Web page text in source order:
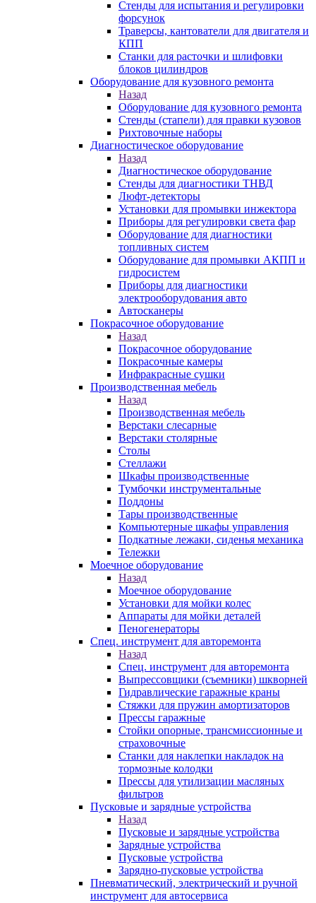
Стенды для испытания и регулировки
форсунок
Траверсы, кантователи для двигателя и
КПП
Станки для расточки и шлифовки
блоков цилиндров
Оборудование для кузовного ремонта
Назад
Оборудование для кузовного ремонта
Стенды (стапели) для правки кузовов
Рихтовочные наборы
Диагностическое оборудование
Назад
Диагностическое оборудование
Стенды для диагностики ТНВД
Люфт-детекторы
Установки для промывки инжектора
Приборы для регулировки света фар
Оборудование для диагностики
топливных систем
Оборудование для промывки АКПП и
гидросистем
Приборы для диагностики
электрооборудования авто
Автосканеры
Покрасочное оборудование
Назад
Покрасочное оборудование
Покрасочные камеры
Инфракрасные сушки
Производственная мебель
Назад
Производственная мебель
Верстаки слесарные
Верстаки столярные
Столы
Стеллажи
Шкафы производственные
Тумбочки инструментальные
Поддоны
Тары производственные
Компьютерные шкафы управления
Подкатные лежаки, сиденья механика
Тележки
Моечное оборудование
Назад
Моечное оборудование
Установки для мойки колес
Аппараты для мойки деталей
Пеногенераторы
Спец. инструмент для авторемонта
Назад
Спец. инструмент для авторемонта
Выпрессовщики (съемники) шкворней
Гидравлические гаражные краны
Стяжки для пружин амортизаторов
Прессы гаражные
Стойки опорные, трансмиссионные и
страховочные
Станки для наклепки накладок на
тормозные колодки
Прессы для утилизации масляных
фильтров
Пусковые и зарядные устройства
Назад
Пусковые и зарядные устройства
Зарядные устройства
Пусковые устройства
Зарядно-пусковые устройства
Пневматический, электрический и ручной
инструмент для автосервиса